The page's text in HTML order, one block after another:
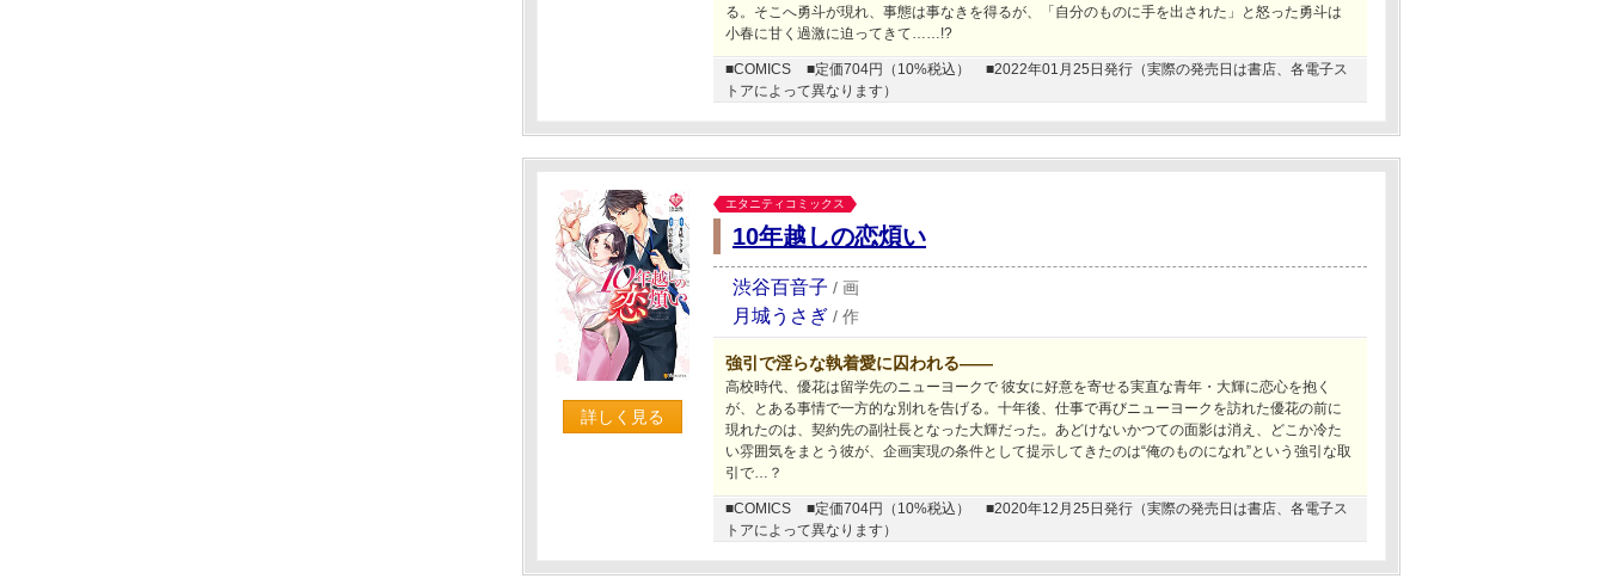
る。そこへ勇斗が現れ、事態は事なきを得るが、「自分のものに手を出された」と怒った勇斗は
小春に甘く過激に迫ってきて……!?
■COMICS ■定価704円（10%税込）
■2022年01月25日発行（実際の発売日は書店、各電子ス
トアによって異なります）
詳しく見る
エタニティコミックス
10年越しの恋煩い
渋谷百音子 / 画
月城うさぎ / 作
強引で淫らな執着愛に囚われる――
高校時代、優花は留学先のニューヨークで 彼女に好意を寄せる実直な青年・大輝に恋心を抱く
が、とある事情で一方的な別れを告げる。十年後、仕事で再びニューヨークを訪れた優花の前に
現れたのは、契約先の副社長となった大輝だった。あどけないかつての面影は消え、どこか冷た
い雰囲気をまとう彼が、企画実現の条件として提示してきたのは“俺のものになれ”という強引な取
引で…？
■COMICS ■定価704円（10%税込）
■2020年12月25日発行（実際の発売日は書店、各電子ス
トアによって異なります）